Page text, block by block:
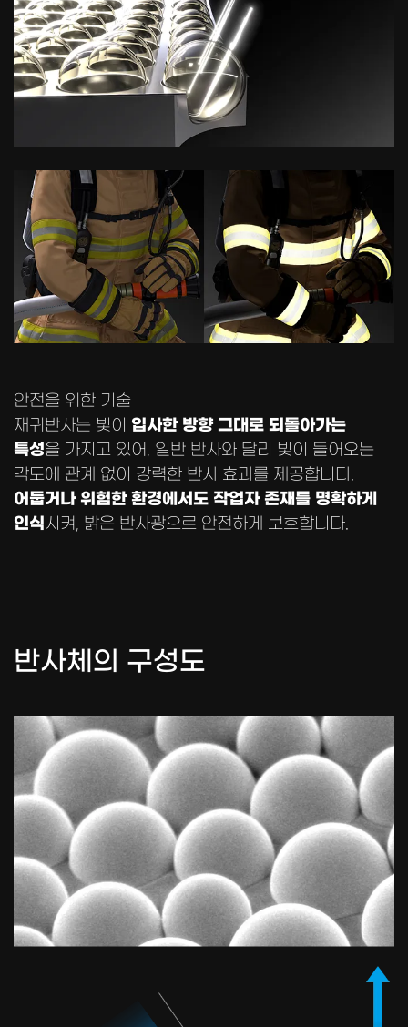
안전을 위한 기술
재귀반사는 빛이 입사한 방향 그대로 되돌아가는
특성을 가지고 있어, 일반 반사와 달리 빛이 들어오는
각도에 관계 없이 강력한 반사 효과를 제공합니다.
어둡거나 위험한 환경에서도 작업자 존재를 명확하게
인식시켜, 밝은 반사광으로 안전하게 보호합니다.
반사체의 구성도